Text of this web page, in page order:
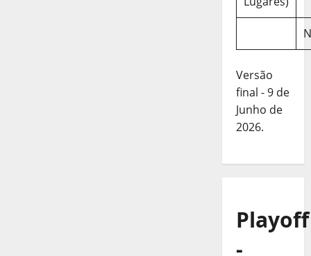
Versão
final - 9 de
Junho de
2026.
Playoff
-